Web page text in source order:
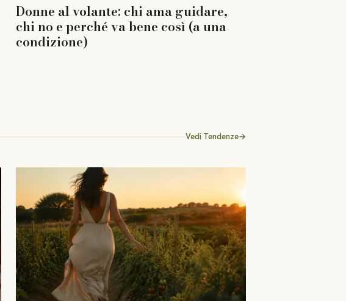
Donne al volante: chi ama guidare,
chi no e perché va bene così (a una
condizione)
Vedi Tendenze→